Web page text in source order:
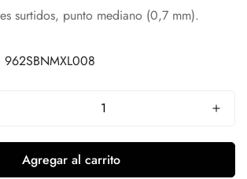
surtidos, punto mediano (0,7 mm).
962SBNMXL008
Agregar al carrito